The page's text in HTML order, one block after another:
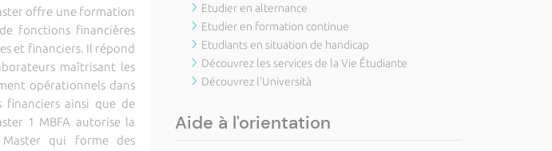
offre une formation
fonctions financières
et financiers. Il répond
maîtrisant les
opérationnels dans
financiers ainsi que de
1 MBFA autorise la
qui forme des
Etudier en alternance
Etudier en formation continue
Etudiants en situation de handicap
Découvrez les services de la Vie Étudiante
Découvrez l'Università
Aide à l'orientation